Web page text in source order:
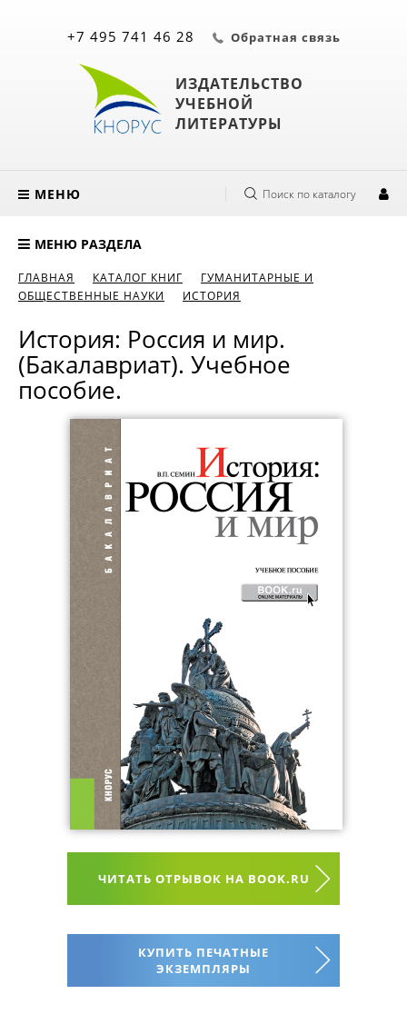
ИЗДАТЕЛЬСТВО
УЧЕБНОЙ
ЛИТЕРАТУРЫ
+7 495 741 46 28 Обратная связь
МЕНЮ Поиск по каталогу
МЕНЮ РАЗДЕЛА
ГЛАВНАЯ КАТАЛОГ КНИГ
ГУМАНИТАРНЫЕ И
ОБЩЕСТВЕННЫЕ НАУКИ
ИСТОРИЯ
История: Россия и мир.
(Бакалавриат). Учебное
пособие.
ЧИТАТЬ ОТРЫВОК НА BOOK.RU
КУПИТЬ ПЕЧАТНЫЕ
ЭКЗЕМПЛЯРЫ